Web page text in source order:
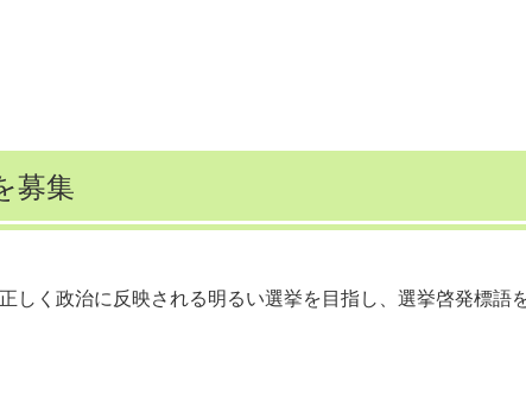
募集
しく政治に反映される明るい選挙を目指し、選挙啓発標語